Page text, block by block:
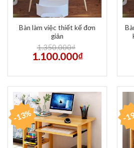
Bàn làm việc thiết kế đơn
giản
1.350.000₫
1.100.000₫
-13% -